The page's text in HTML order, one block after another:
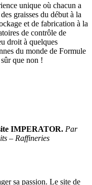
unique où chacun a
graisses du début à la
et de fabrication à la
de contrôle de
droit à quelques
du monde de Formule
que non !
IMPERATOR. Par
– Raffineries
sa passion. Le site de